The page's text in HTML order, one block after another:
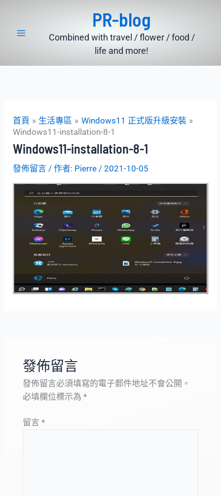
PR-blog
Combined with travel / flower / food /
life and more!
首頁 生活專區
Windows11 正式版升級安裝
Windows11-installation-8-1
Windows11-installation-8-1
發佈留言 / 作者: Pierre /2021-10-05
發佈留言
發佈留言必須填寫的電子郵件地址不會公開。
必填欄位標示為 *
留言 *